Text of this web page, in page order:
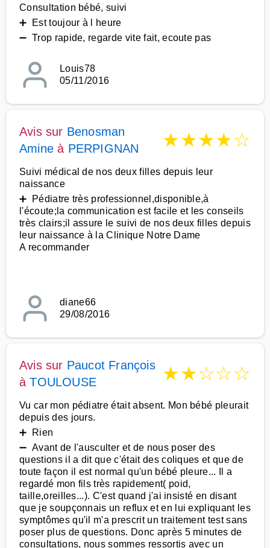
Consultation bébé, suivi
➕ Est toujour à l heure
➖ Trop rapide, regarde vite fait, ecoute pas
Louis78
05/11/2016
Avis sur Benosman
Amine à PERPIGNAN ★★★★☆
Suivi médical de nos deux filles depuis leur
naissance
➕ Pédiatre très professionnel,disponible,à
l'écoute;la communication est facile et les conseils
très clairs;il assure le suivi de nos deux filles depuis
leur naissance à la Clinique Notre Dame
A recommander
diane66
29/08/2016
Avis sur Paucot François
àTOULOUSE ★★☆☆☆
Vu car mon pédiatre était absent. Mon bébé pleurait
depuis des jours.
➕ Rien
➖ Avant de l'ausculter et de nous poser des
questions il a dit que c'était des coliques et que de
toute façon il est normal qu'un bébé pleure... Il a
regardé mon fils très rapidement( poid,
taille,oreilles...). C'est quand j'ai insisté en disant
que je soupçonnais un reflux et en lui expliquant les
symptômes qu'il m'a prescrit un traitement test sans
poser plus de questions. Donc après 5 minutes de
consultations, nous sommes ressortis avec un